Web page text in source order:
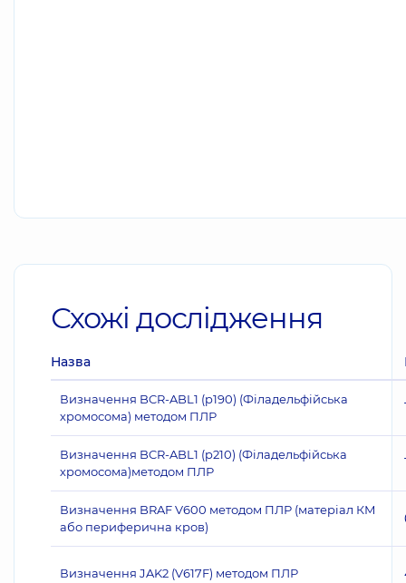
Схожі дослідження
Назва
Визначення BCR-ABL1 (p190) (Філадельфійська
хромосома) методом ПЛР
Визначення BCR-ABL1 (p210) (Філадельфійська
хромосома)методом ПЛР
Визначення BRAF V600 методом ПЛР (матеріал КМ
або периферична кров)
Визначення JAK2 (V617F) методом ПЛР